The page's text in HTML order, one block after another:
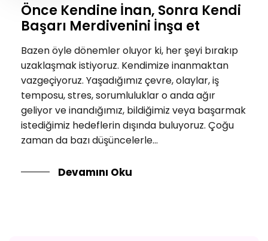
Önce Kendine İnan, Sonra Kendi
Başarı Merdivenini İnşa et
Bazen öyle dönemler oluyor ki, her şeyi bırakıp
uzaklaşmak istiyoruz. Kendimize inanmaktan
vazgeçiyoruz. Yaşadığımız çevre, olaylar, iş
temposu, stres, sorumluluklar o anda ağır
geliyor ve inandığımız, bildiğimiz veya başarmak
istediğimiz hedeflerin dışında buluyoruz. Çoğu
zaman da bazı düşüncelerle...
Devamını Oku